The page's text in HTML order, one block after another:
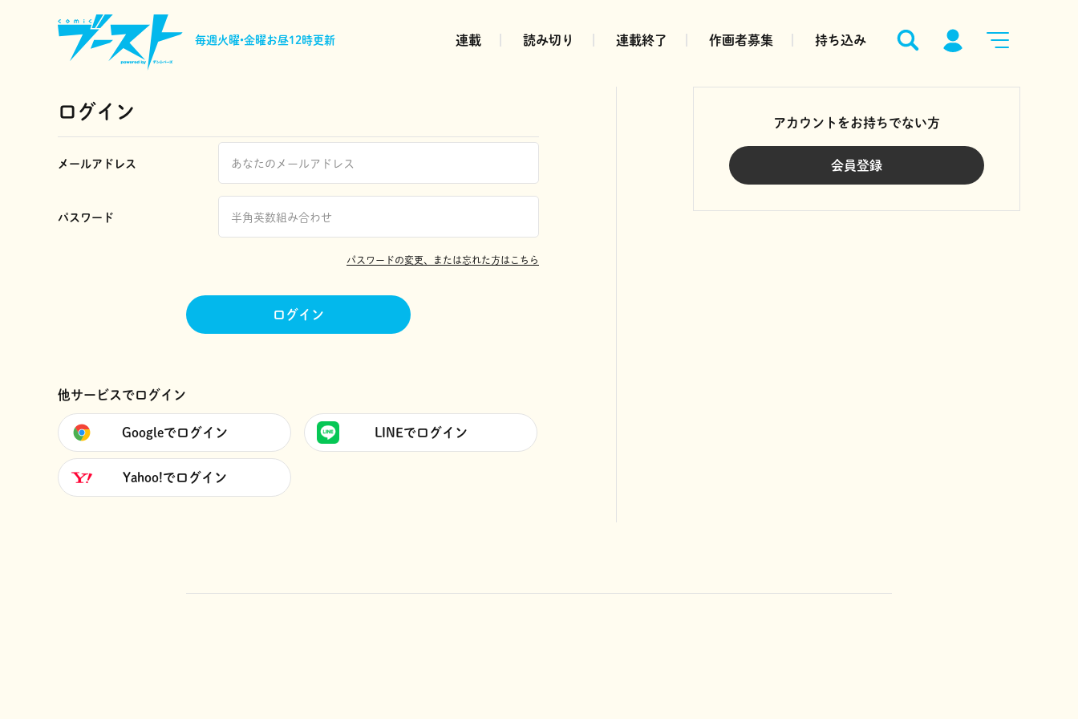
毎週火曜•金曜お昼12時更新 連載 読み切り 連載終了 作画者募集 持ち込み
ログイン
メールアドレス
パスワード
パスワードの変更、または忘れた方はこちら
ログイン
他サービスでログイン
Googleでログイン LINEでログイン
Yahoo!でログイン
アカウントをお持ちでない方
会員登録